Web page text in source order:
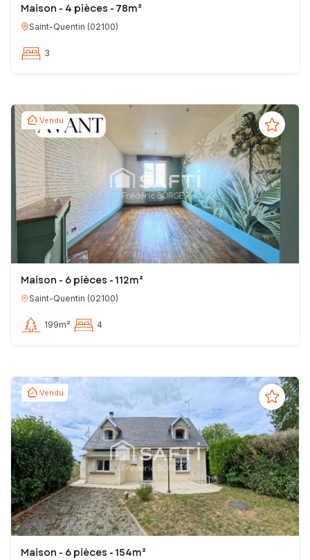
Maison - 4 pièces - 78m²
Saint-Quentin (02100)
3
Vendu
Maison - 6 pièces - 112m²
Saint-Quentin (02100)
199m² 4
Vendu
Maison - 6 pièces - 154m²